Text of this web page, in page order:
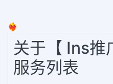
❤️‍🔥
关于【 Ins推
服务列表